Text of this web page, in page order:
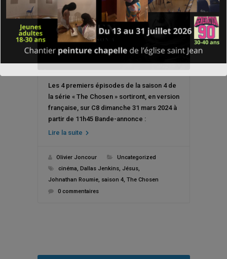
Les 4 premiers épisodes de la saison 4 de
la série « The Chosen » sortiront, en version
française, sur C8 dimanche 31 mars 2024 à
partir de 11h45 Bande-annonce :
Lire la suite
Olivier Joncour
Uncategorized
cinéma, Dallas Jenkins, Jésus,
Johnathan Roumie, saison 4, The Chosen
0 commentaires